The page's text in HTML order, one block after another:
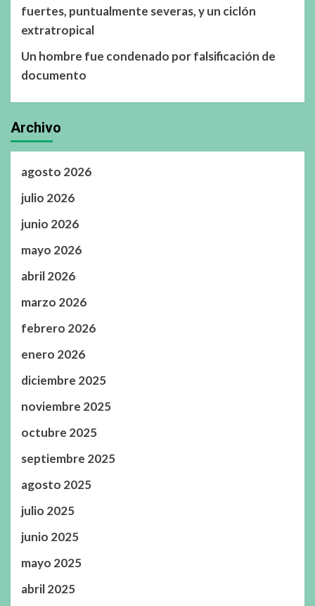
fuertes, puntualmente severas, y un ciclón
extratropical
Un hombre fue condenado por falsificación de
documento
Archivo
agosto 2026
julio 2026
junio 2026
mayo 2026
abril 2026
marzo 2026
febrero 2026
enero 2026
diciembre 2025
noviembre 2025
octubre 2025
septiembre 2025
agosto 2025
julio 2025
junio 2025
mayo 2025
abril 2025